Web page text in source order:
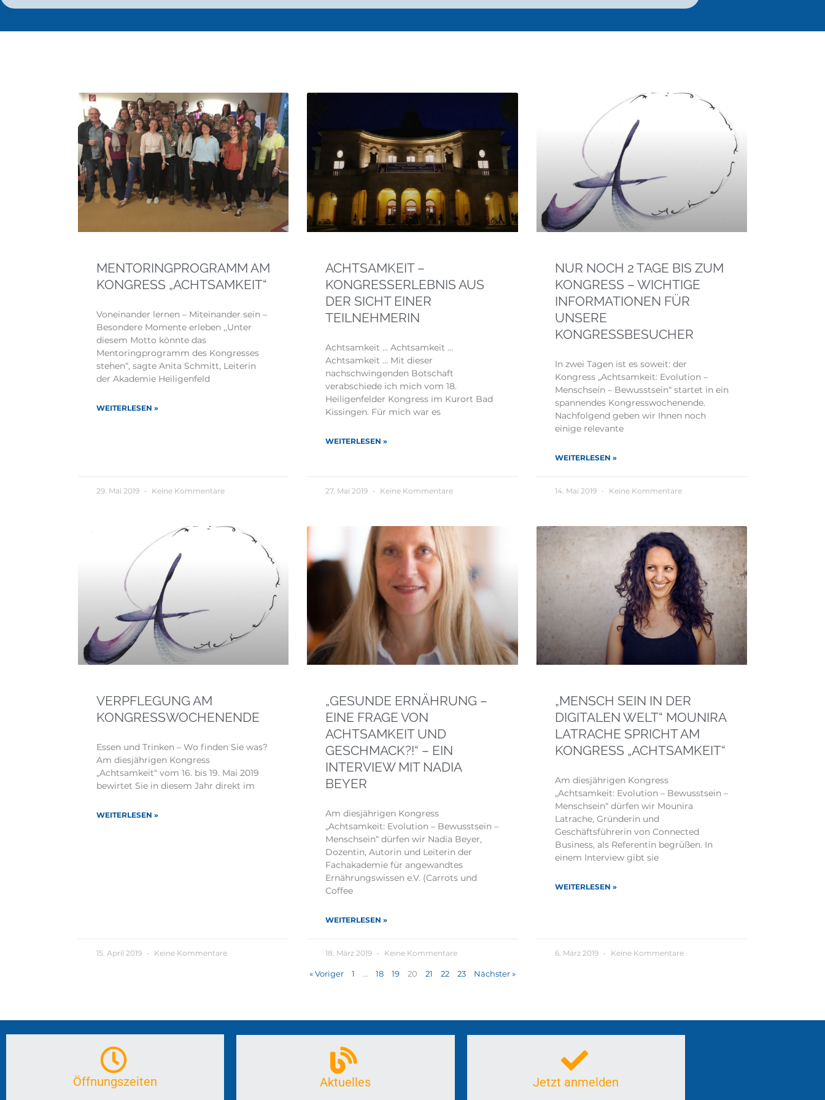
MENTORINGPROGRAMM AM
KONGRESS „ACHTSAMKEIT“
Voneinander lernen – Miteinander sein –
Besondere Momente erleben ,,Unter
diesem Motto könnte das
Mentoringprogramm des Kongresses
stehen“, sagte Anita Schmitt, Leiterin
der Akademie Heiligenfeld
WEITERLESEN »
29. Mai 2019 Keine Kommentare
ACHTSAMKEIT –
KONGRESSERLEBNIS AUS
DER SICHT EINER
TEILNEHMERIN
Achtsamkeit … Achtsamkeit …
Achtsamkeit … Mit dieser
nachschwingenden Botschaft
verabschiede ich mich vom 18.
Heiligenfelder Kongress im Kurort Bad
Kissingen. Für mich war es
WEITERLESEN »
27. Mai 2019 Keine Kommentare
NUR NOCH 2 TAGE BIS ZUM
KONGRESS – WICHTIGE
INFORMATIONEN FÜR
UNSERE
KONGRESSBESUCHER
In zwei Tagen ist es soweit: der
Kongress „Achtsamkeit: Evolution –
Menschsein – Bewusstsein“ startet in ein
spannendes Kongresswochenende.
Nachfolgend geben wir Ihnen noch
einige relevante
WEITERLESEN »
14. Mai 2019 Keine Kommentare
VERPFLEGUNG AM
KONGRESSWOCHENENDE
Essen und Trinken – Wo finden Sie was?
Am diesjährigen Kongress
„Achtsamkeit“ vom 16. bis 19. Mai 2019
bewirtet Sie in diesem Jahr direkt im
WEITERLESEN »
15. April 2019 Keine Kommentare
„GESUNDE ERNÄHRUNG –
EINE FRAGE VON
ACHTSAMKEIT UND
GESCHMACK?!“ – EIN
INTERVIEW MIT NADIA
BEYER
Am diesjährigen Kongress
„Achtsamkeit: Evolution – Bewusstsein –
Menschsein“ dürfen wir Nadia Beyer,
Dozentin, Autorin und Leiterin der
Fachakademie für angewandtes
Ernährungswissen e.V. (Carrots und
Coffee
WEITERLESEN »
18. März 2019 Keine Kommentare
„MENSCH SEIN IN DER
DIGITALEN WELT“ MOUNIRA
LATRACHE SPRICHT AM
KONGRESS „ACHTSAMKEIT“
Am diesjährigen Kongress
„Achtsamkeit: Evolution – Bewusstsein –
Menschsein“ dürfen wir Mounira
Latrache, Gründerin und
Geschäftsführerin von Connected
Business, als Referentin begrüßen. In
einem Interview gibt sie
WEITERLESEN »
6. März 2019 Keine Kommentare
« Voriger 1 … 18 19 20 21 22 23 Nächster »
Öffnungszeiten Aktuelles Jetzt anmelden